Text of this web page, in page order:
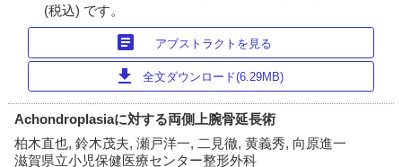
(税込) です。
article アブストラクトを見る
download 全文ダウンロード(6.29MB)
Achondroplasiaに対する両側上腕骨延長術
柏木直也, 鈴木茂夫, 瀬戸洋一, 二見徹, 黄義秀, 向原進一
滋賀県立小児保健医療センター整形外科